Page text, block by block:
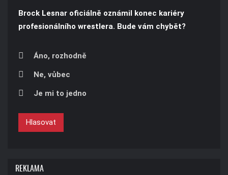
Brock Lesnar oficiálně oznámil konec kariéry
profesionálního wrestlera. Bude vám chybět?
Áno, rozhodně
Ne, vůbec
Je mi to jedno
Hlasovat
REKLAMA